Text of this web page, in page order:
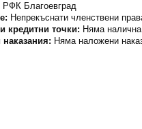
РФК Благоевград
Непрекъснати членствени
кредитни точки: Няма
Няма наложени